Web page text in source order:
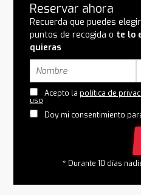
Reservar ahora
Recuerda que puedes
puntos de recogida o te lo
quieras
Acepto la política de
uso
Doy mi consentimiento
* Durante 10 días